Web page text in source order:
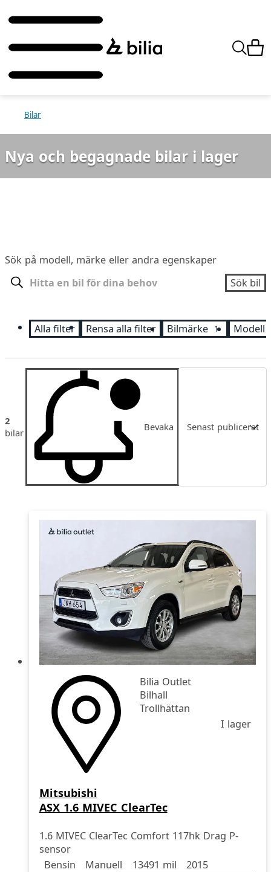
Bilar
Nya och begagnade bilar i lager
Sök på modell, märke eller andra egenskaper
Sök bil
Alla filter Rensa alla filter Bilmärke 1 Modell
2
bilar
Bevaka Senast publicerat
Pris
Pris fallande
Bilia Outlet
Bilhall
Trollhättan
I lager
Mitsubishi
ASX 1.6 MIVEC ClearTec
1.6 MIVEC ClearTec Comfort 117hk Drag P-
sensor
Drivmedel
Bensin
DrivmedelManuell
Miltal 13491 mil
årsmodell 2015